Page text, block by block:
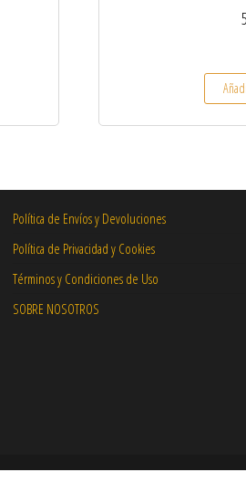
Política de Envíos y Devoluciones
Política de Privacidad y Cookies
Términos y Condiciones de Uso
SOBRE NOSOTROS